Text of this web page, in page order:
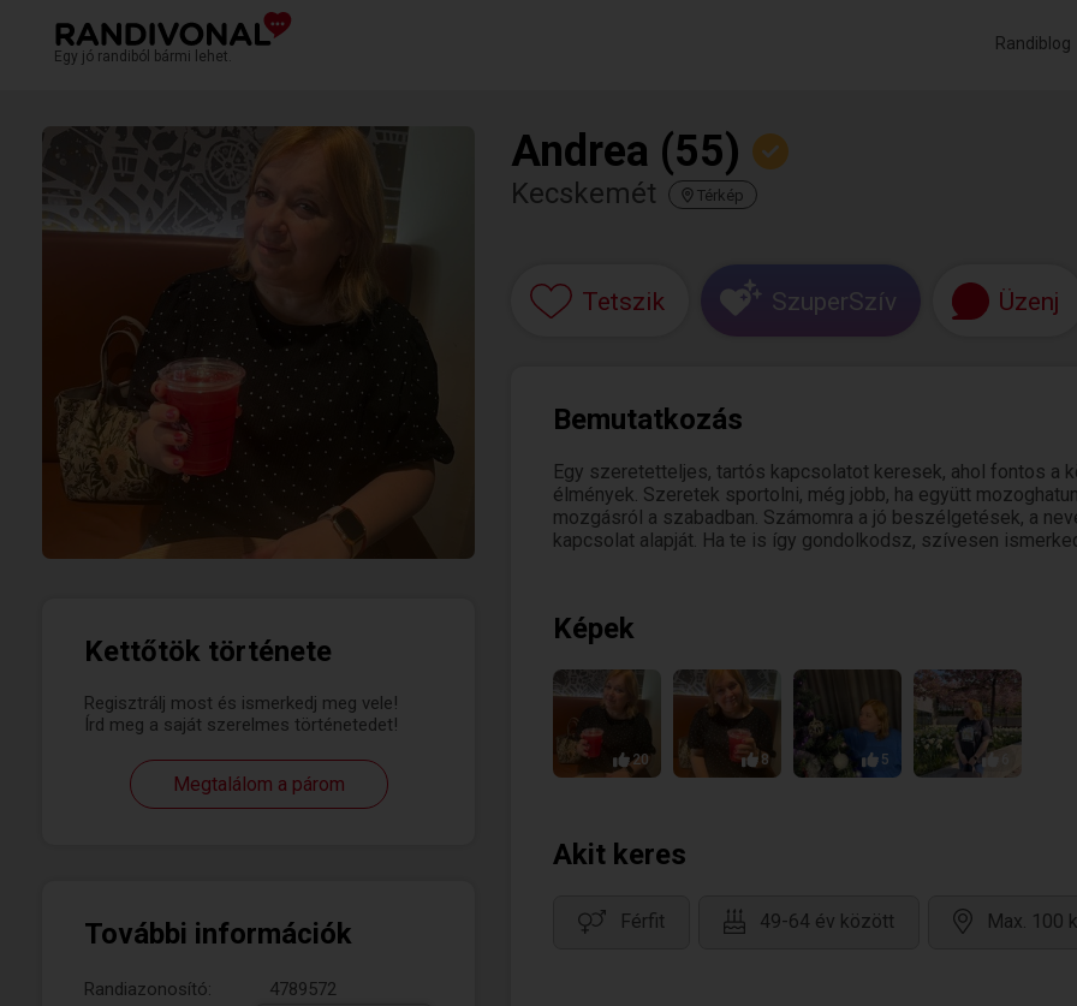
Egy jó randiból bármi lehet.
Randiblog
Kettőtök története
Regisztrálj most és ismerkedj meg vele!
Írd meg a saját szerelmes történetedet!
Megtalálom a párom
További információk
Randiazonosító:
4789572
Andrea (55)
Kecskemét Térkép
Tetszik SzuperSzív Üzenj
Bemutatkozás
Egy szeretetteljes, tartós kapcsolatot keresek, ahol fontos a
élmények. Szeretek sportolni, még jobb, ha együtt
mozgásról a szabadban. Számomra a jó beszélgetések, a
kapcsolat alapját. Ha te is így gondolkodsz, szívesen
Képek
20 8 5
Akit keres
Férfit 49-64 év között Max. 100